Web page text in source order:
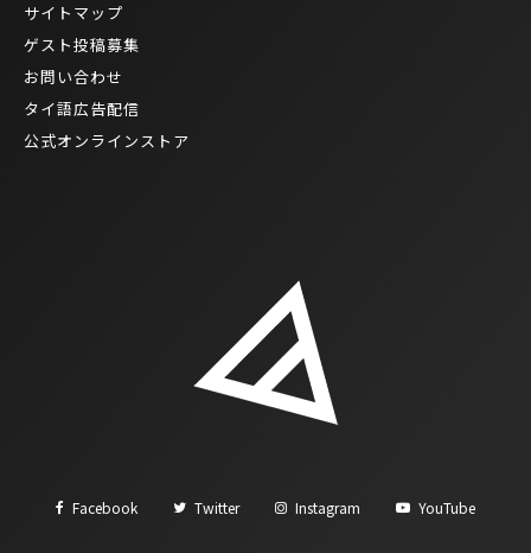
サイトマップ
ゲスト投稿募集
お問い合わせ
タイ語広告配信
公式オンラインストア
Facebook Twitter Instagram YouTube